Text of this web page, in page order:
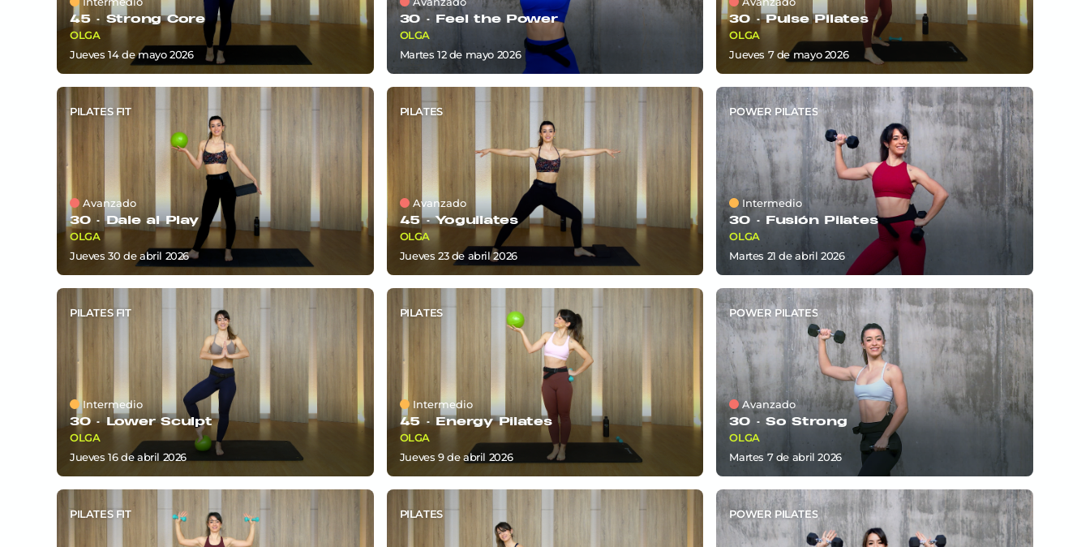
45 · Strong Core
OLGA
jueves 14demayo 2026
30 · Feel the Power
OLGA
martes 12de mayo 2026
30 ·Pulse Pilates
OLGA
jueves 7demayo 2026
PILATES FIT
Avanzado
30 ·Dale al Play
OLGA
jueves 30 deabril 2026
PILATES
Avanzado
45 ·Yoguilates
OLGA
jueves 23de abril 2026
POWER PILATES
Intermedio
30 · Fusión Pilates
OLGA
martes 21 deabril 2026
PILATES FIT
Intermedio
30 ·Lower Sculpt
OLGA
jueves 16deabril 2026
PILATES
Intermedio
45 · Energy Pilates
OLGA
jueves 9deabril 2026
POWER PILATES
Avanzado
30 · So Strong
OLGA
martes 7de abril 2026
PILATES FIT PILATES POWER PILATES